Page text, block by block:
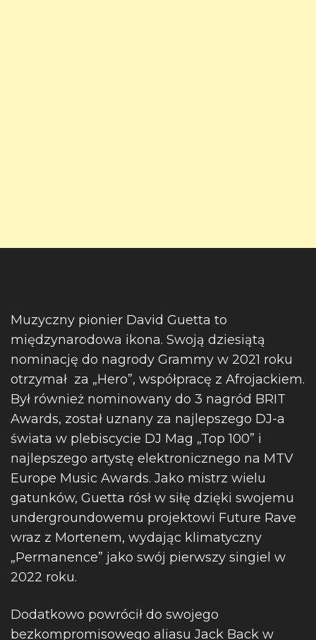
Muzyczny pionier David Guetta to
międzynarodowa ikona. Swoją dziesiątą
nominację do nagrody Grammy w 2021 roku
otrzymał za „Hero”, współpracę z Afrojackiem.
Był również nominowany do 3 nagród BRIT
Awards, został uznany za najlepszego DJ-a
świata w plebiscycie DJ Mag „Top 100” i
najlepszego artystę elektronicznego na MTV
Europe Music Awards. Jako mistrz wielu
gatunków, Guetta rósł w siłę dzięki swojemu
undergroundowemu projektowi Future Rave
wraz z Mortenem, wydając klimatyczny
„Permanence” jako swój pierwszy singiel w
2022 roku.
Dodatkowo powrócił do swojego
bezkompromisowego aliasu Jack Back w